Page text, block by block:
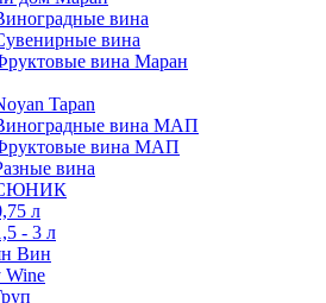
вина
вина
вина Маран
Tapan
вина МАП
вина МАП
вина
л
- 3 л
Вин
Wine